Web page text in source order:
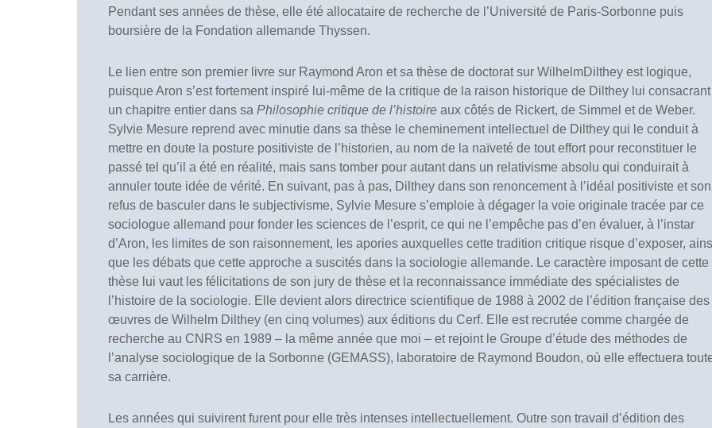
Pendant ses années de thèse, elle été allocataire de recherche de l’Université de Paris-Sorbonne puis
boursière de la Fondation allemande Thyssen.
Le lien entre son premier livre sur Raymond Aron et sa thèse de doctorat sur WilhelmDilthey est logique,
puisque Aron s’est fortement inspiré lui-même de la critique de la raison historique de Dilthey lui consacrant
un chapitre entier dans sa Philosophie critique de l’histoire aux côtés de Rickert, de Simmel et de Weber.
Sylvie Mesure reprend avec minutie dans sa thèse le cheminement intellectuel de Dilthey qui le conduit à
mettre en doute la posture positiviste de l’historien, au nom de la naïveté de tout effort pour reconstituer le
passé tel qu’il a été en réalité, mais sans tomber pour autant dans un relativisme absolu qui conduirait à
annuler toute idée de vérité. En suivant, pas à pas, Dilthey dans son renoncement à l’idéal positiviste et son
refus de basculer dans le subjectivisme, Sylvie Mesure s’emploie à dégager la voie originale tracée par ce
sociologue allemand pour fonder les sciences de l’esprit, ce qui ne l’empêche pas d’en évaluer, à l’instar
d’Aron, les limites de son raisonnement, les apories auxquelles cette tradition critique risque d’exposer,
que les débats que cette approche a suscités dans la sociologie allemande. Le caractère imposant de cette
thèse lui vaut les félicitations de son jury de thèse et la reconnaissance immédiate des spécialistes de
l’histoire de la sociologie. Elle devient alors directrice scientifique de 1988 à 2002 de l’édition française des
œuvres de Wilhelm Dilthey (en cinq volumes) aux éditions du Cerf. Elle est recrutée comme chargée de
recherche au CNRS en 1989 – la même année que moi – et rejoint le Groupe d’étude des méthodes de
l’analyse sociologique de la Sorbonne (GEMASS), laboratoire de Raymond Boudon, où elle effectuera
sa carrière.
Les années qui suivirent furent pour elle très intenses intellectuellement. Outre son travail d’édition des